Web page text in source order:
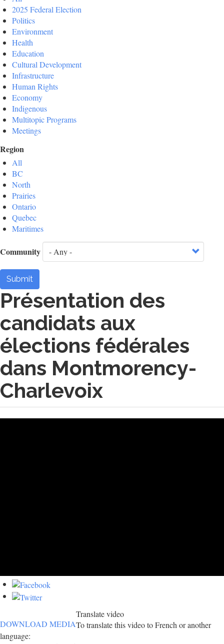
2025 Federal Election
Politics
Environment
Health
Education
Cultural Development
Infrastructure
Human Rights
Economy
Indigenous
Multitopic Programs
Meetings
Region
All
BC
North
Prairies
Ontario
Quebec
Maritimes
Community
Submit
Présentation des
candidats aux
élections fédérales
dans Montmorency-
Charlevoix
DOWNLOAD MEDIA
Translate video
To translate this video to French or another
language: